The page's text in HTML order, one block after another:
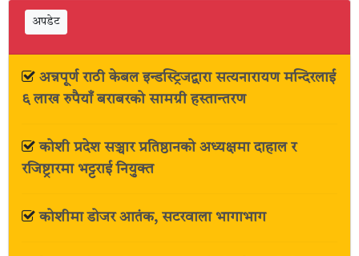
अपडेट
अन्नपूर्ण राठी केबल इन्डस्ट्रिजद्वारा सत्यनारायण मन्दिरलाई
६ लाख रुपैयाँ बराबरको सामग्री हस्तान्तरण
कोशी प्रदेश सञ्चार प्रतिष्ठानको अध्यक्षमा दाहाल र
रजिष्ट्रारमा भट्टराई नियुक्त
कोशीमा डोजर आतंक, सटरवाला भागाभाग